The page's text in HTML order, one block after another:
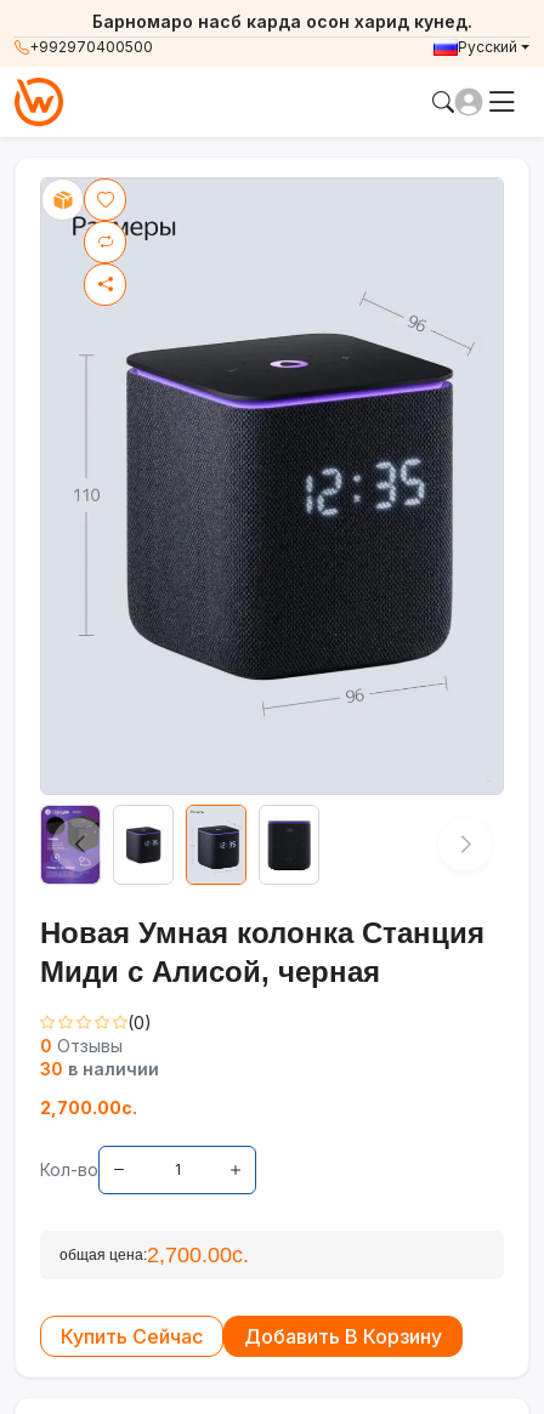
+992970400500
Барномаро насб карда осон харид кунед.
Русский
Новая Умная колонка Станция
Миди с Алисой, черная
(0)
0 Отзывы
30 в наличии
2,700.00с.
Кол-во
общая цена:2,700.00с.
Купить Сейчас Добавить В Корзину